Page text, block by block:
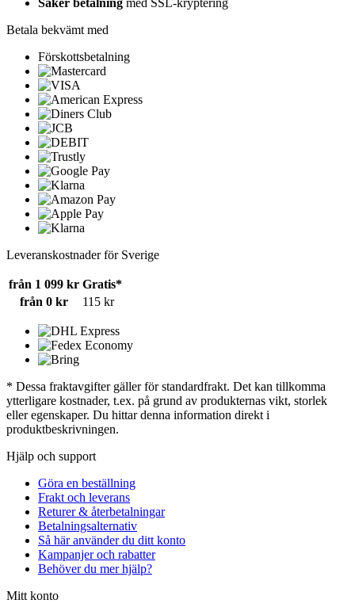
Säker betalning med SSL-kryptering
Betala bekvämt med
Förskottsbetalning
Leveranskostnader för Sverige
från 1 099 kr Gratis*
från 0 kr
115 kr
* Dessa fraktavgifter gäller för standardfrakt. Det kan tillkomma
ytterligare kostnader, t.ex. på grund av produkternas vikt, storlek
eller egenskaper. Du hittar denna information direkt i
produktbeskrivningen.
Hjälp och support
Göra en beställning
Frakt och leverans
Returer & återbetalningar
Betalningsalternativ
Så här använder du ditt konto
Kampanjer och rabatter
Behöver du mer hjälp?
Mitt konto